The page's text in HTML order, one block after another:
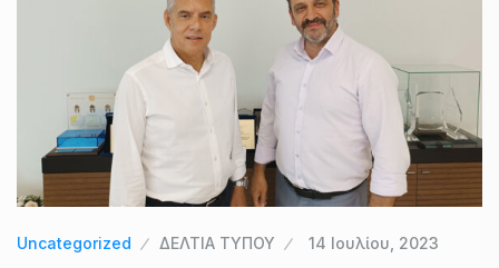
Uncategorized ΔΕΛΤΙΑ ΤΥΠΟΥ 14 Ιουλίου, 2023